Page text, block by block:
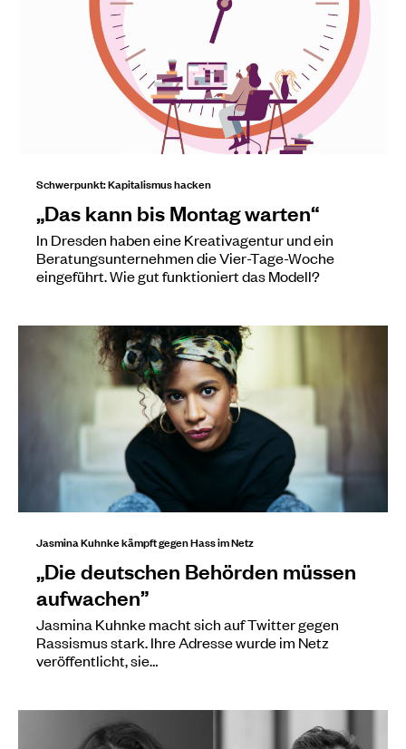
Schwerpunkt: Kapitalismus hacken
„Das kann bis Montag warten“
In Dresden haben eine Kreativagentur und ein
Beratungsunternehmen die Vier-Tage-Woche
eingeführt. Wie gut funktioniert das Modell?
Jasmina Kuhnke kämpft gegen Hass im Netz
„Die deutschen Behörden müssen
aufwachen”
Jasmina Kuhnke macht sich auf Twitter gegen
Rassismus stark. Ihre Adresse wurde im Netz
veröffentlicht, sie…